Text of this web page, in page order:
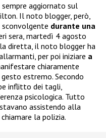
aggiornato sul
Il noto blogger, però,
durante una
sera, martedì 4 agosto
diretta, il noto blogger ha
per poi iniziare a
chiaramente
estremo. Secondo
inflitto dei tagli,
psicologica. Tutto
assistendo alla
la polizia.